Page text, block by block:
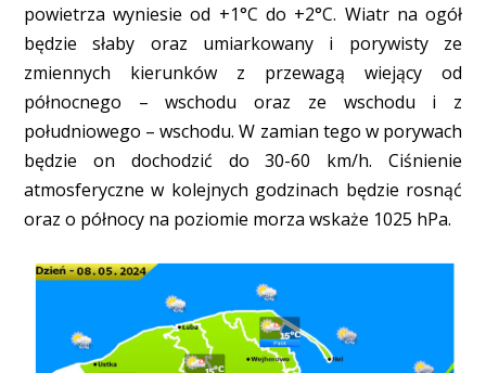
powietrza wyniesie od +1°C do +2°C. Wiatr na ogół
będzie słaby oraz umiarkowany i porywisty ze
zmiennych kierunków z przewagą wiejący od
północnego – wschodu oraz ze wschodu i z
południowego – wschodu. W zamian tego w porywach
będzie on dochodzić do 30-60 km/h. Ciśnienie
atmosferyczne w kolejnych godzinach będzie rosnąć
oraz o północy na poziomie morza wskaże 1025 hPa.